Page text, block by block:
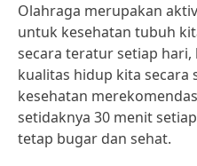
Olahraga merupakan
untuk kesehatan tubuh
secara teratur setiap
kualitas hidup kita secara
kesehatan
setidaknya 30 menit
tetap bugar dan sehat.